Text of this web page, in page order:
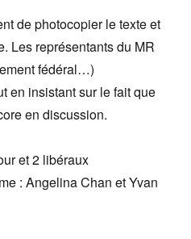
de photocopier le texte et
Les représentants du MR
fédéral…)
en insistant sur le fait que
en discussion.
et 2 libéraux
: Angelina Chan et Yvan